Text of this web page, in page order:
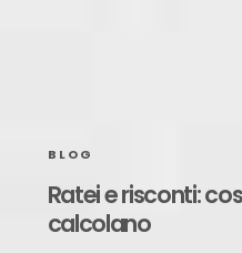
BLOG
Ratei e risconti:
calcolano